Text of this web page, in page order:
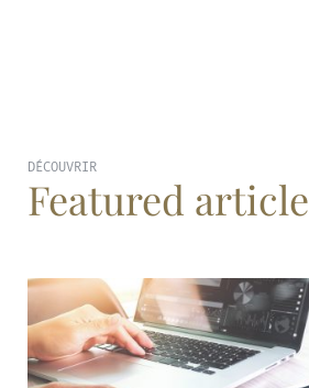
DÉCOUVRIR
Featured article